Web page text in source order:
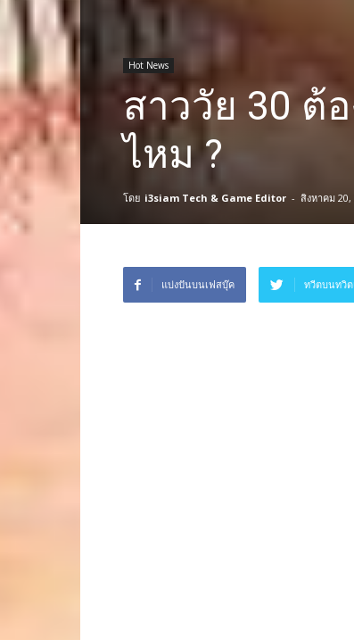
Hot News
สาววัย 30 ต้
ไหม ?
โดย i3siam Tech & Game Editor - สิงหาคม 20,
แบ่งปันบนเฟสบุ๊ค ทวีตบนทวิต